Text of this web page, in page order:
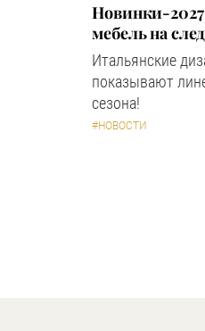
Новинки-
мебель на
Итальянские
показывают
сезона!
#НОВОСТИ